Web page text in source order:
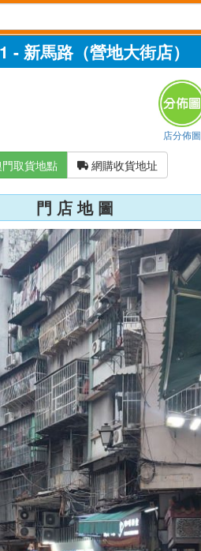
- 新馬路（營地大街店）
店分佈圖
取貨地點 網購收貨地址
門 店 地 圖